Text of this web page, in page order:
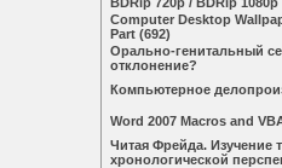
Computer Desktop
Part (692)
Орально-генитальный
отклонение?
Компьютерное
Word 2007 Macros and
Читая Фрейда. Изучение
хронологической